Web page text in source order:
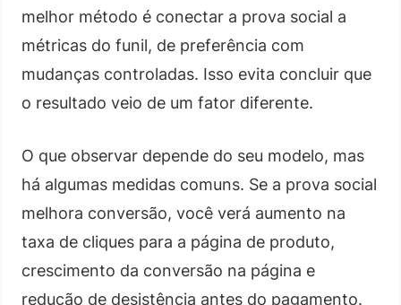
melhor método é conectar a prova social a
métricas do funil, de preferência com
mudanças controladas. Isso evita concluir que
o resultado veio de um fator diferente.
O que observar depende do seu modelo, mas
há algumas medidas comuns. Se a prova social
melhora conversão, você verá aumento na
taxa de cliques para a página de produto,
crescimento da conversão na página e
redução de desistência antes do pagamento.